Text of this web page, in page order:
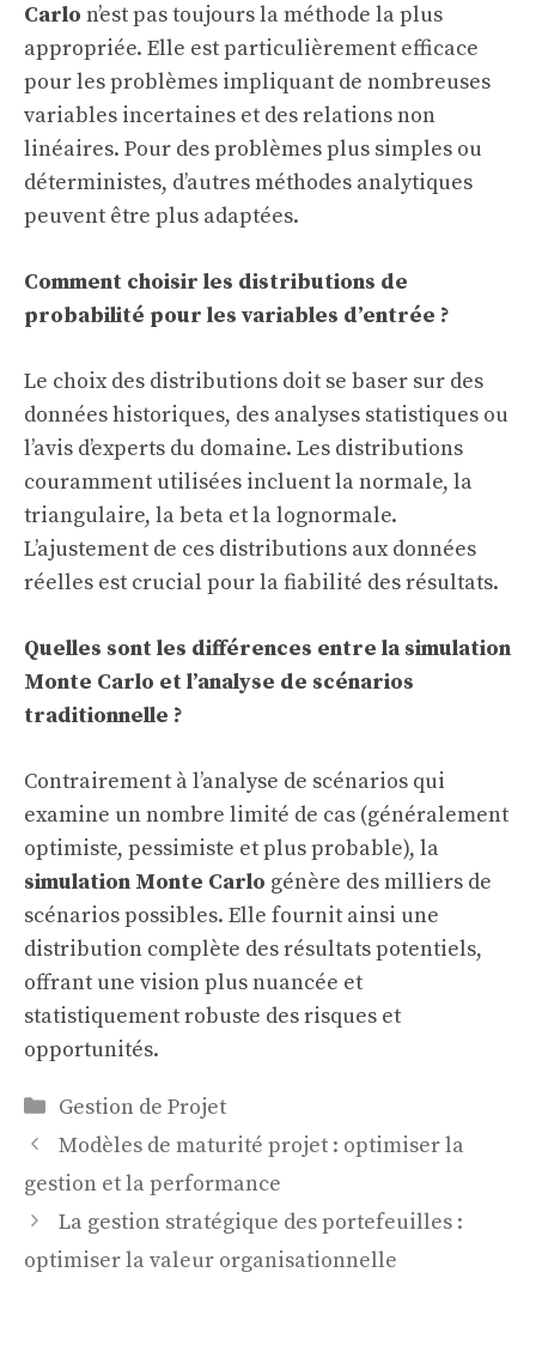
Carlo n’est pas toujours la méthode la plus
appropriée. Elle est particulièrement efficace
pour les problèmes impliquant de nombreuses
variables incertaines et des relations non
linéaires. Pour des problèmes plus simples ou
déterministes, d’autres méthodes analytiques
peuvent être plus adaptées.
Comment choisir les distributions de
probabilité pour les variables d’entrée ?
Le choix des distributions doit se baser sur des
données historiques, des analyses statistiques ou
l’avis d’experts du domaine. Les distributions
couramment utilisées incluent la normale, la
triangulaire, la beta et la lognormale.
L’ajustement de ces distributions aux données
réelles est crucial pour la fiabilité des résultats.
Quelles sont les différences entre la simulation
Monte Carlo et l’analyse de scénarios
traditionnelle ?
Contrairement à l’analyse de scénarios qui
examine un nombre limité de cas (généralement
optimiste, pessimiste et plus probable), la
simulation Monte Carlo génère des milliers de
scénarios possibles. Elle fournit ainsi une
distribution complète des résultats potentiels,
offrant une vision plus nuancée et
statistiquement robuste des risques et
opportunités.
Catégories
Gestion de Projet
Modèles de maturité projet : optimiser la
gestion et la performance
La gestion stratégique des portefeuilles :
optimiser la valeur organisationnelle